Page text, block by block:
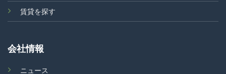
賃貸を探す
会社情報
ニュース